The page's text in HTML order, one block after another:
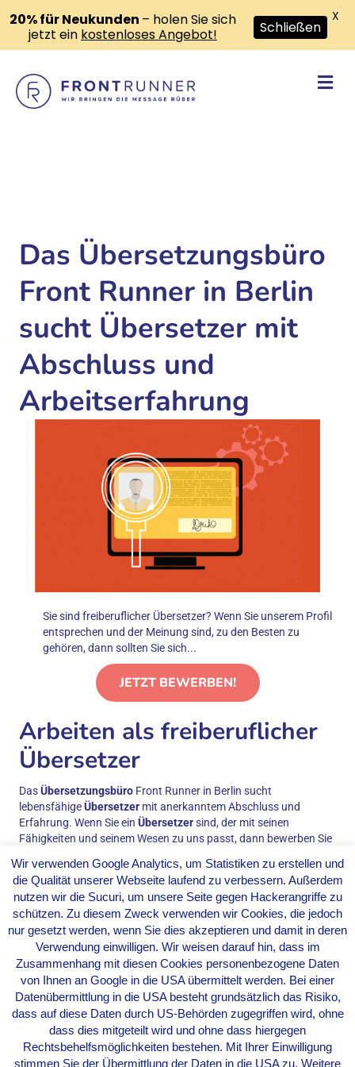
Das Übersetzungsbüro
Front Runner in Berlin
sucht Übersetzer mit
Abschluss und
Arbeitserfahrung
Sie sind freiberuflicher Übersetzer? Wenn Sie unserem Profil
entsprechen und der Meinung sind, zu den Besten zu
gehören, dann sollten Sie sich...
JETZT BEWERBEN!
Arbeiten als freiberuflicher
Übersetzer
DasÜbersetzungsbüro Front Runner in Berlin sucht
lebensfähigeÜbersetzer mit anerkanntem Abschluss und
Erfahrung. Wenn Sie ein Übersetzersind, der mit seinen
Fähigkeiten und seinem Wesen zu uns passt, dann bewerben Sie
Ihre Persönlichkeit als
Übersetzer
Sie sind Freelancer, pünktlich, verbindlich, schnell im
Kopf, lösungsorientiert, zu den Geschäftszeiten gut erreichbar
und der Meinung, dass Übersetzer ein genialer Beruf ist.
Ihre Qualifikation als
Übersetzer
Sie haben ein Diplom oder einen gleichwertigen
Wir verwenden Google Analytics, um Statistiken zu erstellen und
die Qualität unserer Webseite laufend zu verbessern. Außerdem
nutzen wir die Sucuri, um unsere Seite gegen Hackerangriffe zu
schützen. Zu diesem Zweck verwenden wir Cookies, die jedoch
nur gesetzt werden, wenn Sie dies akzeptieren und damit in deren
Verwendung einwilligen. Wir weisen darauf hin, dass im
Zusammenhang mit diesen Cookies personenbezogene Daten
von Ihnen an Google in die USA übermittelt werden. Bei einer
Datenübermittlung in die USA besteht grundsätzlich das Risiko,
dass auf diese Daten durch US-Behörden zugegriffen wird, ohne
dass dies mitgeteilt wird und ohne dass hiergegen
Rechtsbehelfsmöglichkeiten bestehen. Mit Ihrer Einwilligung
stimmen Sie der Übermittlung der Daten in die USA zu. Weitere
20% für Neukunden – holen Sie sich
jetzt ein kostenloses Angebot! Schließen
X